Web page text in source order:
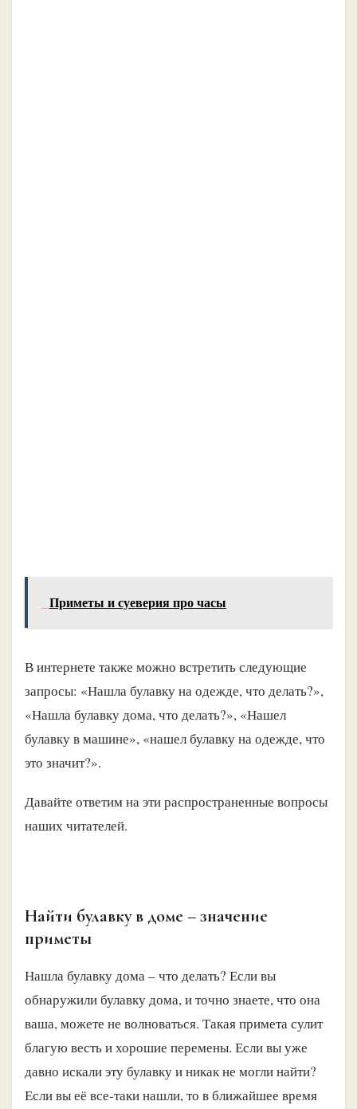
Приметы и суеверия про часы
В интернете также можно встретить следующие
запросы: «Нашла булавку на одежде, что делать?»,
«Нашла булавку дома, что делать?», «Нашел
булавку в машине», «нашел булавку на одежде, что
это значит?».
Давайте ответим на эти распространенные вопросы
наших читателей.
Найти булавку в доме – значение
приметы
Нашла булавку дома – что делать? Если вы
обнаружили булавку дома, и точно знаете, что она
ваша, можете не волноваться. Такая примета сулит
благую весть и хорошие перемены. Если вы уже
давно искали эту булавку и никак не могли найти?
Если вы её все-таки нашли, то в ближайшее время